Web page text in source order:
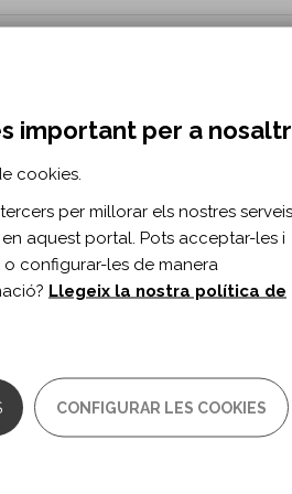
i assessorament a les persones
NOS ARRIBAR ELS
important per a
cookies.
per millorar els nostres
aquest portal. Pots acceptar-les i
configurar-les de manera
Llegeix la nostra política de
CONFIGURAR LES COOKIES